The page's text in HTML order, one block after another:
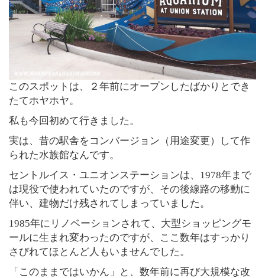
このスポットは、２年前にオープンしたばかりとでき
たてホヤホヤ。
私も今回初めて行きました。
実は、昔の駅舎をコンバージョン（用途変更）して作
られた水族館なんです。
セントルイス・ユニオンステーションは、1978年まで
は現役で使われていたのですが、その後線路の移動に
伴い、建物だけ残されてしまっていました。
1985年にリノベーションされて、大型ショッピングモ
ールに生まれ変わったのですが、ここ数年はすっかり
さびれてほとんど人もいませんでした。
「このままではいかん」と、数年前に再び大規模な改